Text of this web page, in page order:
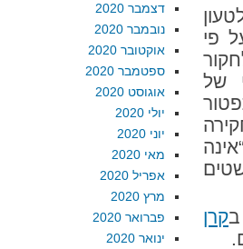
פי
הרשמי של
קרן
דצמבר 2020
נובמבר 2020
אוקטובר 2020
ספטמבר 2020
אוגוסט 2020
יולי 2020
יוני 2020
מאי 2020
אפריל 2020
מרץ 2020
פברואר 2020
ינואר 2020